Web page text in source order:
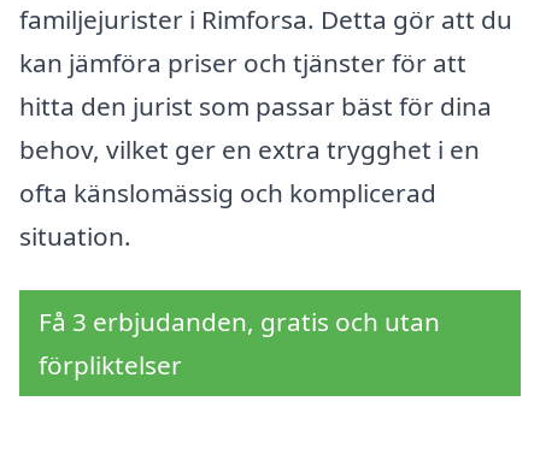
familjejurister i Rimforsa. Detta gör att du
kan jämföra priser och tjänster för att
hitta den jurist som passar bäst för dina
behov, vilket ger en extra trygghet i en
ofta känslomässig och komplicerad
situation.
Få 3 erbjudanden, gratis och utan
förpliktelser